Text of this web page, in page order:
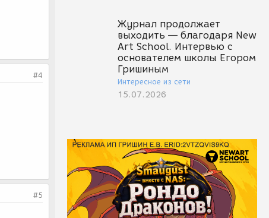
Журнал продолжает
выходить — благодаря New
Art School. Интервью с
основателем школы Егором
Гришиным
Интересное из сети
15.07.2026
#4
#5